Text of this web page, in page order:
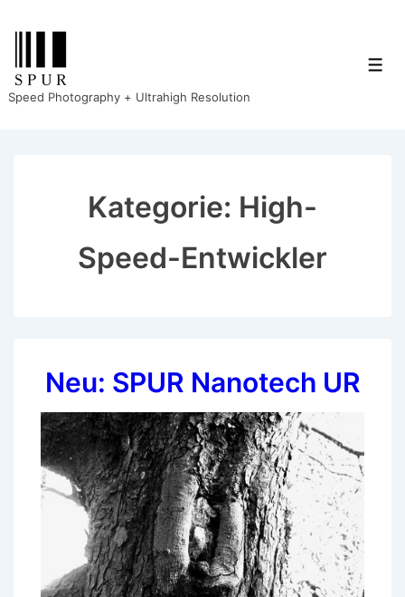
Zum
Inhalt
Speed Photography + Ultrahigh Resolution
Kategorie: High-
Speed-Entwickler
Neu: SPUR Nanotech UR